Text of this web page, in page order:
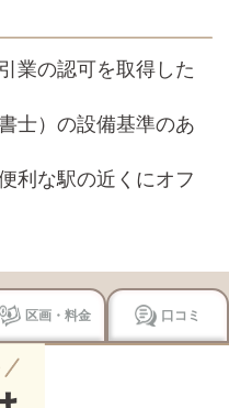
業の認可を取得した
士）の設備基準のあ
利な駅の近くにオフ
区画・料金 口コミ